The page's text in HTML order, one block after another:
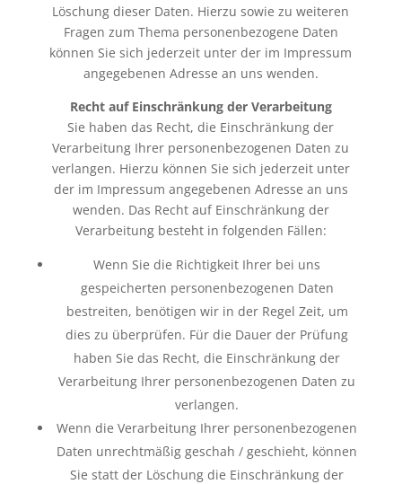
Löschung dieser Daten. Hierzu sowie zu weiteren
Fragen zum Thema personenbezogene Daten
können Sie sich jederzeit unter der im Impressum
angegebenen Adresse an uns wenden.
Recht auf Einschränkung der Verarbeitung
Sie haben das Recht, die Einschränkung der
Verarbeitung Ihrer personenbezogenen Daten zu
verlangen. Hierzu können Sie sich jederzeit unter
der im Impressum angegebenen Adresse an uns
wenden. Das Recht auf Einschränkung der
Verarbeitung besteht in folgenden Fällen:
Wenn Sie die Richtigkeit Ihrer bei uns
gespeicherten personenbezogenen Daten
bestreiten, benötigen wir in der Regel Zeit, um
dies zu überprüfen. Für die Dauer der Prüfung
haben Sie das Recht, die Einschränkung der
Verarbeitung Ihrer personenbezogenen Daten zu
verlangen.
Wenn die Verarbeitung Ihrer personenbezogenen
Daten unrechtmäßig geschah / geschieht, können
Sie statt der Löschung die Einschränkung der